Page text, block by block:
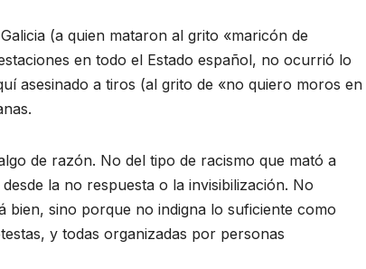
(a quien mataron al grito «maricón de
en todo el Estado español, no ocurrió lo
asesinado a tiros (al grito de «no quiero moros en
de razón. No del tipo de racismo que mató a
la no respuesta o la invisibilización. No
bien, sino porque no indigna lo suficiente como
y todas organizadas por personas